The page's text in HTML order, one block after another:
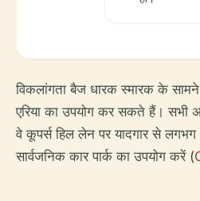
विकलांगता बैज धारक स्मारक के
एरिया का उपयोग कर सकते हैं। सभी
वे कूपर्स हिल लेन पर यादगार से
सार्वजनिक कार पार्क का उपयोग करें (